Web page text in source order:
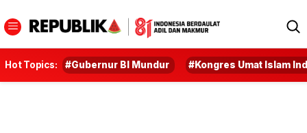
Hot Topics: #Gubernur BI Mundur #Kongres Umat Islam